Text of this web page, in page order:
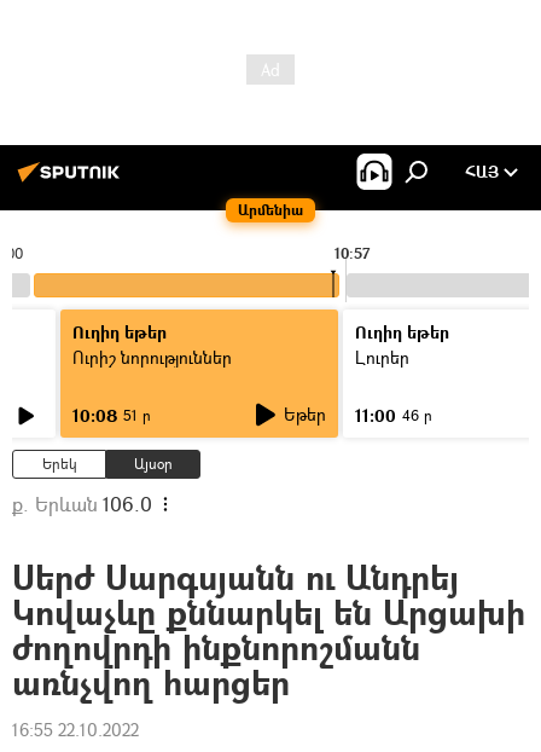
Արմենիա
ՀԱՅ
10:57
Ուղիղ եթեր
Ուրիշ նորություններ
10:08 51 ր Եթեր
Ուղիղ եթեր
Լուրեր
11:00 46 ր
Երեկ Այսօր
ք. Երևան 106.0
Սերժ Սարգսյանն ու Անդրեյ
Կովաչևը քննարկել են Արցախի
ժողովրդի ինքնորոշմանն
առնչվող հարցեր
16:55 22.10.2022